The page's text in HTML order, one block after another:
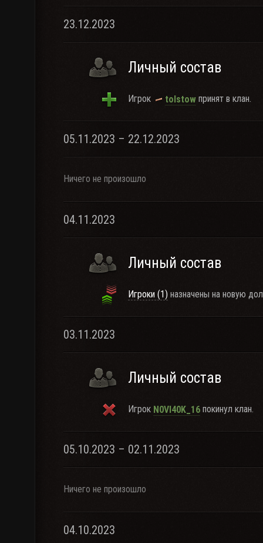
23.12.2023
Личный состав
Игрок tolstow принят в клан.
05.11.2023 – 22.12.2023
Ничего не произошло
04.11.2023
Личный состав
Игроки (1) назначены на новую
03.11.2023
Личный состав
Игрок N0VI40K_16 покинул клан.
05.10.2023 – 02.11.2023
Ничего не произошло
04.10.2023